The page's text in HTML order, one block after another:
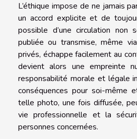
L’éthique impose de ne jamais
un accord explicite et de
possible d’une circulation non
publiée ou transmise, même
privés, échappe facilement au
devient alors une empreinte
responsabilité morale et légale
conséquences pour soi-même
telle photo, une fois diffusée,
vie professionnelle et la
personnes concernées.